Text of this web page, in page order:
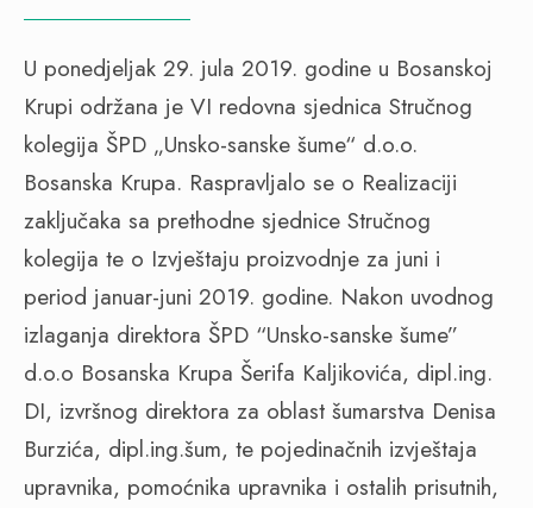
U ponedjeljak 29. jula 2019. godine u Bosanskoj
Krupi održana je VI redovna sjednica Stručnog
kolegija ŠPD „Unsko-sanske šume“ d.o.o.
Bosanska Krupa. Raspravljalo se o Realizaciji
zaključaka sa prethodne sjednice Stručnog
kolegija te o Izvještaju proizvodnje za juni i
period januar-juni 2019. godine. Nakon uvodnog
izlaganja direktora ŠPD “Unsko-sanske šume”
d.o.o Bosanska Krupa Šerifa Kaljikovića, dipl.ing.
DI, izvršnog direktora za oblast šumarstva Denisa
Burzića, dipl.ing.šum, te pojedinačnih izvještaja
upravnika, pomoćnika upravnika i ostalih prisutnih,